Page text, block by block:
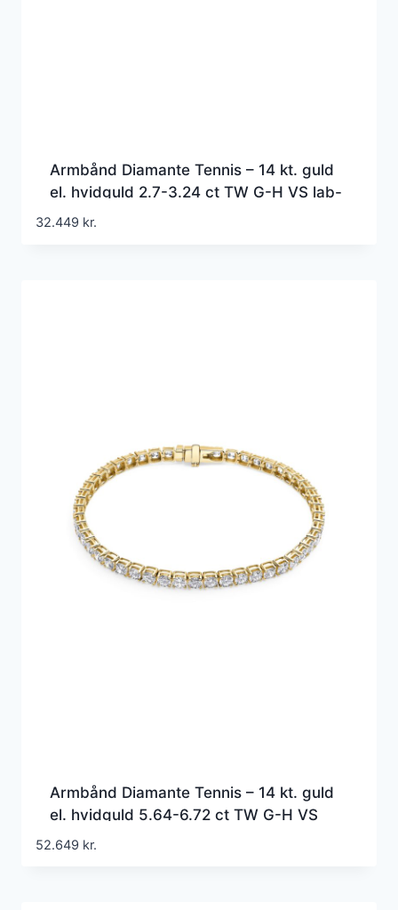
Armbånd Diamante Tennis – 14 kt. guld
el. hvidguld 2.7-3.24 ct TW G-H VS lab-
grown diamanter
32.449 kr.
Armbånd Diamante Tennis – 14 kt. guld
el. hvidguld 5.64-6.72 ct TW G-H VS
lab-grown diamanter
52.649 kr.